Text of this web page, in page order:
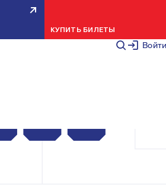
Войти
КУПИТЬ БИЛЕТЫ